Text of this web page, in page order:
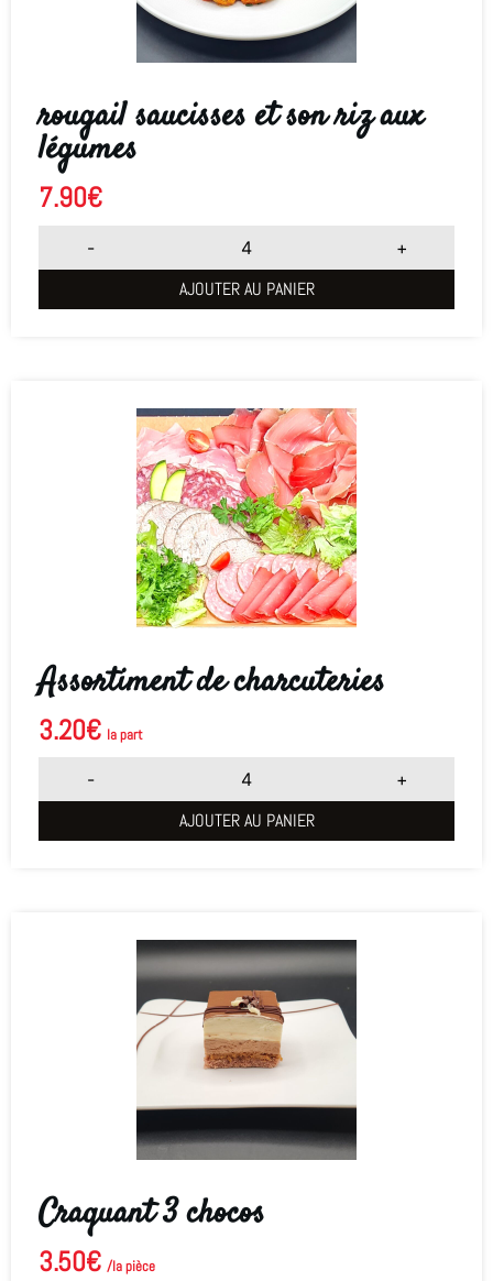
rougail saucisses et son riz aux
légumes
7.90€
- +
AJOUTER AU PANIER
Assortiment de charcuteries
3.20€ la part
- +
AJOUTER AU PANIER
Craquant 3 chocos
3.50€ /la pièce